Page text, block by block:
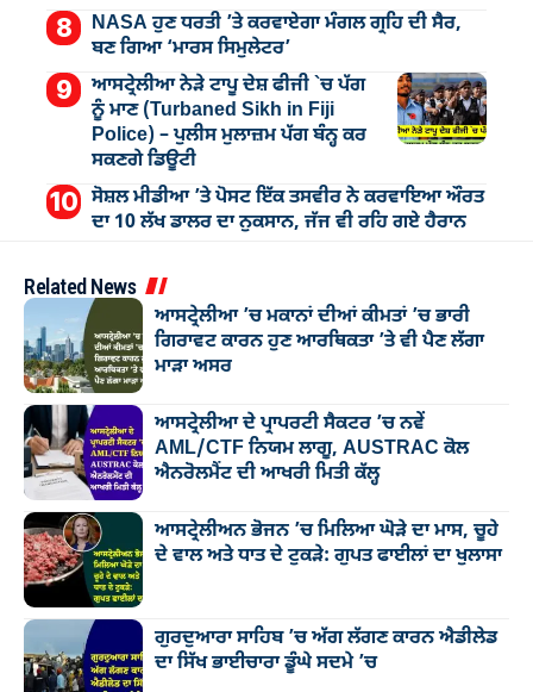
NASA ਹੁਣ ਧਰਤੀ ’ਤੇ ਕਰਵਾਏਗਾ ਮੰਗਲ ਗ੍ਰਹਿ ਦੀ ਸੈਰ,
ਬਣ ਗਿਆ ‘ਮਾਰਸ ਸਿਮੁਲੇਟਰ’
ਆਸਟ੍ਰੇਲੀਆ ਨੇੜੇ ਟਾਪੂ ਦੇਸ਼ ਫੀਜੀ `ਚ ਪੱਗ
ਨੂੰ ਮਾਣ (Turbaned Sikh in Fiji
Police) – ਪੁਲੀਸ ਮੁਲਾਜ਼ਮ ਪੱਗ ਬੰਨ੍ਹ ਕਰ
ਸਕਣਗੇ ਡਿਊਟੀ
ਸੋਸ਼ਲ ਮੀਡੀਆ ’ਤੇ ਪੋਸਟ ਇੱਕ ਤਸਵੀਰ ਨੇ ਕਰਵਾਇਆ ਔਰਤ
ਦਾ 10 ਲੱਖ ਡਾਲਰ ਦਾ ਨੁਕਸਾਨ, ਜੱਜ ਵੀ ਰਹਿ ਗਏ ਹੈਰਾਨ
Related News
ਆਸਟ੍ਰੇਲੀਆ ’ਚ ਮਕਾਨਾਂ ਦੀਆਂ ਕੀਮਤਾਂ ’ਚ ਭਾਰੀ
ਗਿਰਾਵਟ ਕਾਰਨ ਹੁਣ ਆਰਥਿਕਤਾ ’ਤੇ ਵੀ ਪੈਣ ਲੱਗਾ
ਮਾੜਾ ਅਸਰ
ਆਸਟ੍ਰੇਲੀਆ ਦੇ ਪ੍ਰਾਪਰਟੀ ਸੈਕਟਰ ’ਚ ਨਵੇਂ
AML/CTF ਨਿਯਮ ਲਾਗੂ, AUSTRAC ਕੋਲ
ਐਨਰੋਲਮੈਂਟ ਦੀ ਆਖਰੀ ਮਿਤੀ ਕੱਲ੍ਹ
ਆਸਟ੍ਰੇਲੀਅਨ ਭੋਜਨ ’ਚ ਮਿਲਿਆ ਘੋੜੇ ਦਾ ਮਾਸ, ਚੂਹੇ
ਦੇ ਵਾਲ ਅਤੇ ਧਾਤ ਦੇ ਟੁਕੜੇ: ਗੁਪਤ ਫਾਈਲਾਂ ਦਾ ਖੁਲਾਸਾ
ਗੁਰਦੁਆਰਾ ਸਾਹਿਬ ’ਚ ਅੱਗ ਲੱਗਣ ਕਾਰਨ ਐਡੀਲੇਡ
ਦਾ ਸਿੱਖ ਭਾਈਚਾਰਾ ਡੂੰਘੇ ਸਦਮੇ ’ਚ